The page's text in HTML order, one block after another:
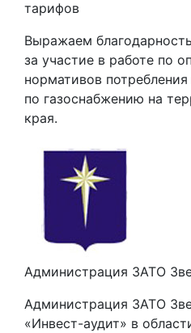
тарифов
Выражаем
за участие в работе по
нормативов
по газоснабжению на
края.
Администрация ЗАТО
Администрация ЗАТО
«Инвест-аудит» в